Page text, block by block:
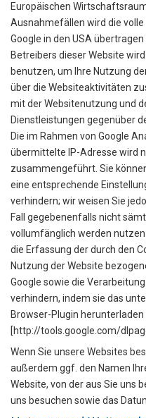
Europäischen
Ausnahmefällen wird die
Google in den USA
Betreibers dieser Website
benutzen, um Ihre Nutzung
über die Websiteaktivitäten
mit der Websitenutzung und
Dienstleistungen gegenüber
Die im Rahmen von Google
übermittelte IP-Adresse wird
zusammengeführt. Sie
eine entsprechende
verhindern; wir weisen Sie
Fall gegebenenfalls nicht
vollumfänglich werden
die Erfassung der durch den
Nutzung der Website
Google sowie die
verhindern, indem sie das
Browser-Plugin
[http://tools.google.com/
Wenn Sie unsere Websites
außerdem ggf. den Namen
Website, von der aus Sie uns
uns besuchen sowie das